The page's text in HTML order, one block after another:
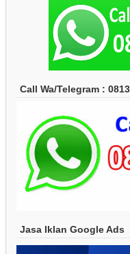
Call Wa/Telegram :
Jasa Iklan Google Ads